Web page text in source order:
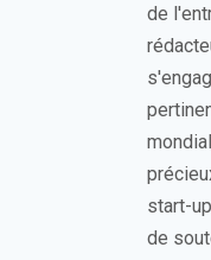
de
start-
de